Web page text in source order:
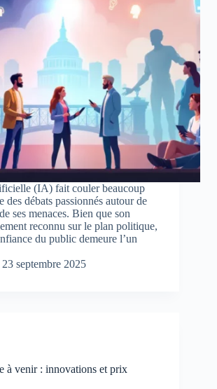
(IA) fait couler beaucoup
des débats passionnés autour de
ses menaces. Bien que son
reconnu sur le plan politique,
du public demeure l’un
23 septembre 2025
à venir : innovations et prix